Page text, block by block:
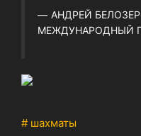
АНДРЕЙ
МЕЖДУНАРОДНЫЙ
# шахматы